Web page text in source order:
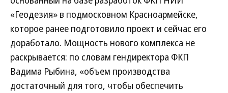
«Геодезия» в подмосковном Красноармейске,
которое ранее подготовило проект и сейчас его
доработало. Мощность нового комплекса не
раскрывается: по словам гендиректора ФКП
Вадима Рыбина, «объем производства
достаточный для того, чтобы обеспечить